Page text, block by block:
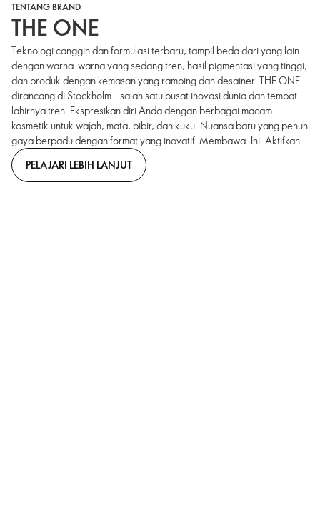
TENTANG BRAND
THE ONE
Teknologi canggih dan formulasi terbaru, tampil beda dari yang lain
dengan warna-warna yang sedang tren, hasil pigmentasi yang tinggi,
dan produk dengan kemasan yang ramping dan desainer. THE ONE
dirancang di Stockholm - salah satu pusat inovasi dunia dan tempat
lahirnya tren. Ekspresikan diri Anda dengan berbagai macam
kosmetik untuk wajah, mata, bibir, dan kuku. Nuansa baru yang penuh
gaya berpadu dengan format yang inovatif. Membawa. Ini. Aktifkan.
PELAJARI LEBIH LANJUT